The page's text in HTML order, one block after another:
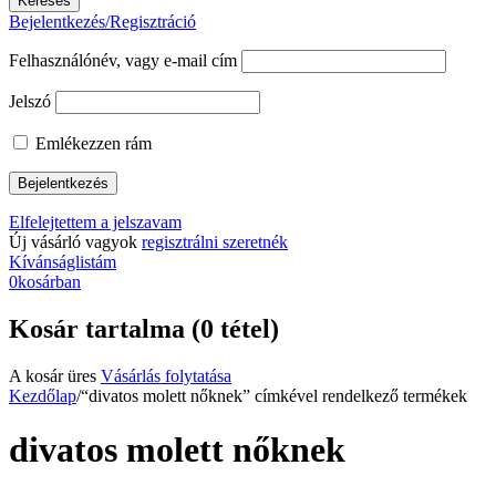
Bejelentkezés/Regisztráció
Felhasználónév, vagy e-mail cím
Jelszó
Emlékezzen rám
Elfelejtettem a jelszavam
Új vásárló vagyok regisztrálni szeretnék
Kívánságlistám
0kosárban
Kosár tartalma (0 tétel)
A kosár üres Vásárlás folytatása
Kezdőlap/“divatos molett nőknek” címkével rendelkező termékek
divatos molett nőknek